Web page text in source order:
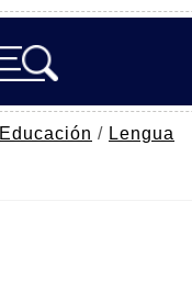
Educación / Lengua